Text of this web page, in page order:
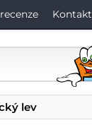
Kontakt
lev